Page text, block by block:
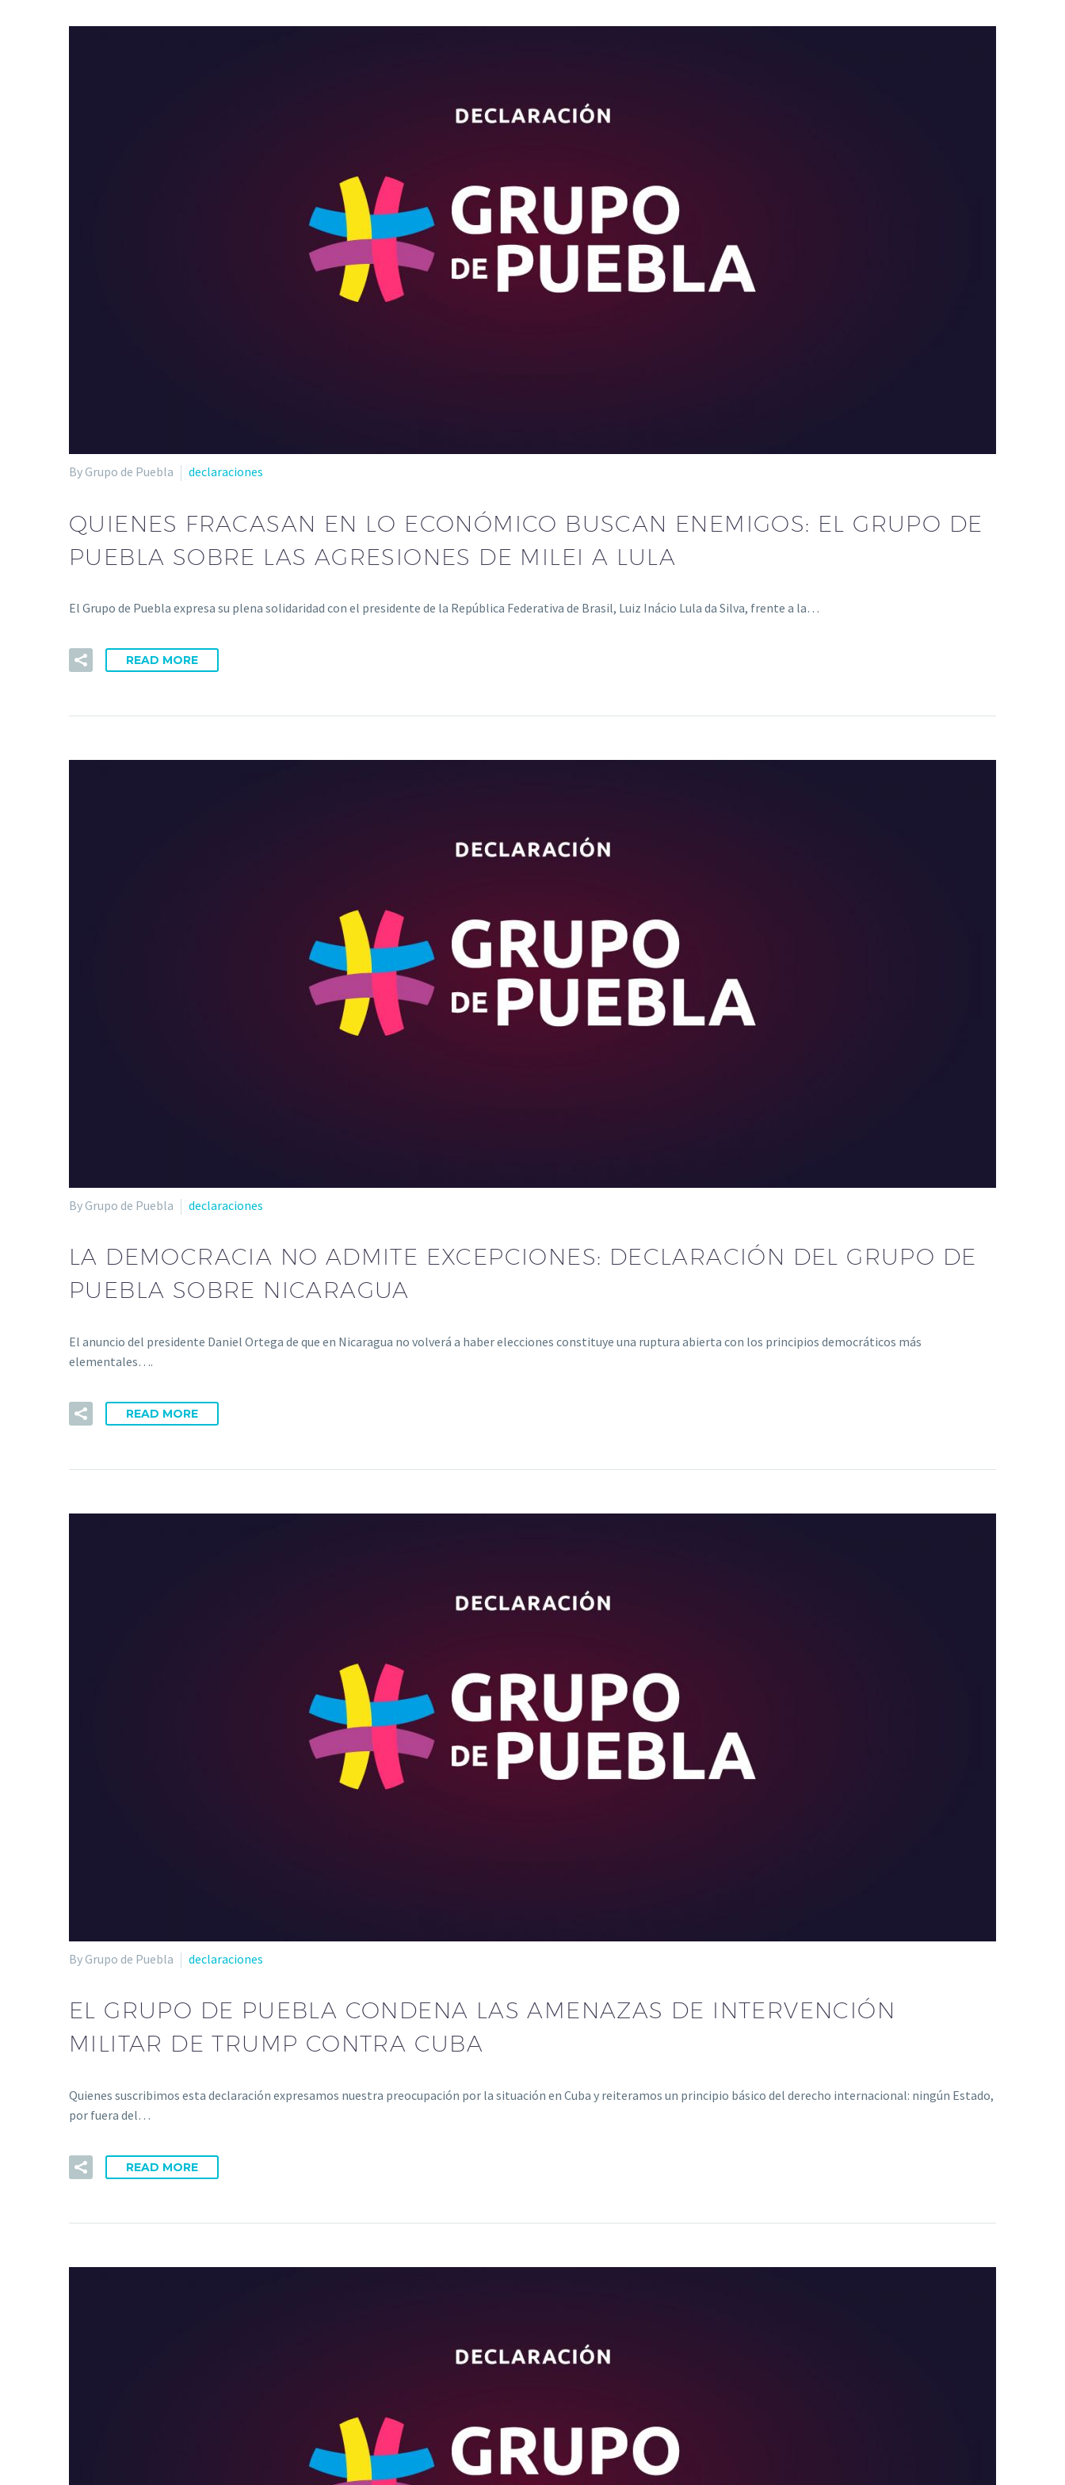
By Grupo de Puebla declaraciones
QUIENES FRACASAN EN LO ECONÓMICO BUSCAN ENEMIGOS: EL GRUPO DE
PUEBLA SOBRE LAS AGRESIONES DE MILEI A LULA
El Grupo de Puebla expresa su plena solidaridad con el presidente de la República Federativa de Brasil, Luiz Inácio Lula da Silva, frente a la…
READ MORE
By Grupo de Puebla declaraciones
LA DEMOCRACIA NO ADMITE EXCEPCIONES: DECLARACIÓN DEL GRUPO DE
PUEBLA SOBRE NICARAGUA
El anuncio del presidente Daniel Ortega de que en Nicaragua no volverá a haber elecciones constituye una ruptura abierta con los principios democráticos más
elementales….
READ MORE
By Grupo de Puebla declaraciones
EL GRUPO DE PUEBLA CONDENA LAS AMENAZAS DE INTERVENCIÓN
MILITAR DE TRUMP CONTRA CUBA
Quienes suscribimos esta declaración expresamos nuestra preocupación por la situación en Cuba y reiteramos un principio básico del derecho internacional: ningún Estado,
por fuera del…
READ MORE